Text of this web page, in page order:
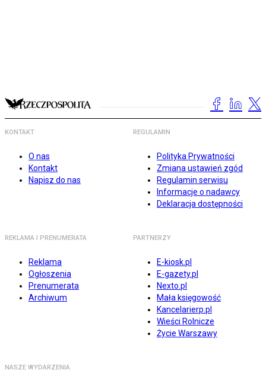
KONTAKT
O nas
Kontakt
Napisz do nas
REGULAMIN
Polityka Prywatności
Zmiana ustawień zgód
Regulamin serwisu
Informacje o nadawcy
Deklaracja dostępności
REKLAMA I PRENUMERATA
Reklama
Ogłoszenia
Prenumerata
Archiwum
PARTNERZY
E-kiosk.pl
E-gazety.pl
Nexto.pl
Mała księgowość
Kancelarierp.pl
Wieści Rolnicze
Życie Warszawy
NASZE WYDARZENIA